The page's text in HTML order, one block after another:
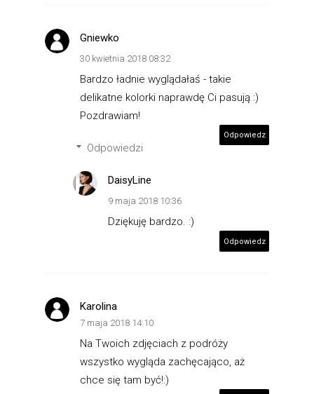
Gniewko
30 kwietnia 2018 08:32
Bardzo ładnie wyglądałaś - takie
delikatne kolorki naprawdę Ci pasują :)
Pozdrawiam!
Odpowiedz
Odpowiedzi
DaisyLine
9 maja 2018 10:36
Dziękuję bardzo. :)
Odpowiedz
Karolina
7 maja 2018 14:10
Na Twoich zdjęciach z podróży
wszystko wygląda zachęcająco, aż
chce się tam być!:)